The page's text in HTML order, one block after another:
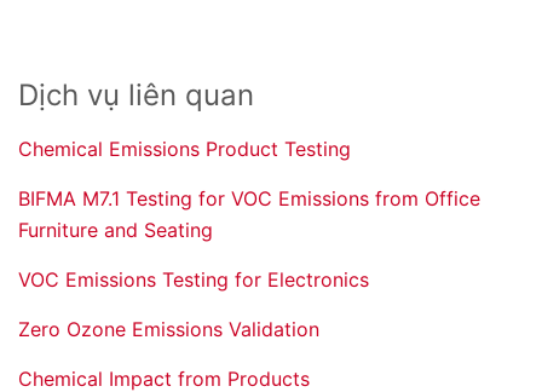
Dịch vụ liên quan
Chemical Emissions Product Testing
BIFMA M7.1 Testing for VOC Emissions from Office
Furniture and Seating
VOC Emissions Testing for Electronics
Zero Ozone Emissions Validation
Chemical Impact from Products